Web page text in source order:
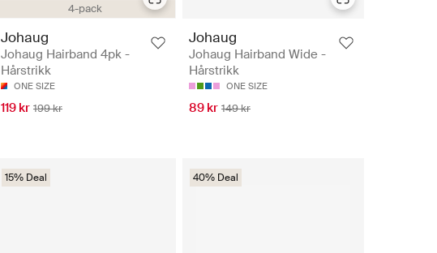
4-pack
Johaug
Johaug Hairband 4pk -
Hårstrikk
ONE SIZE
119 kr 199 kr
Johaug
Johaug Hairband Wide -
Hårstrikk
ONE SIZE
89 kr 149 kr
15% Deal 40% Deal